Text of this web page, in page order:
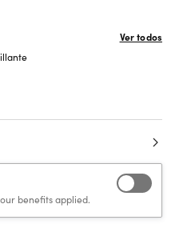
Ver todos
benefits applied.